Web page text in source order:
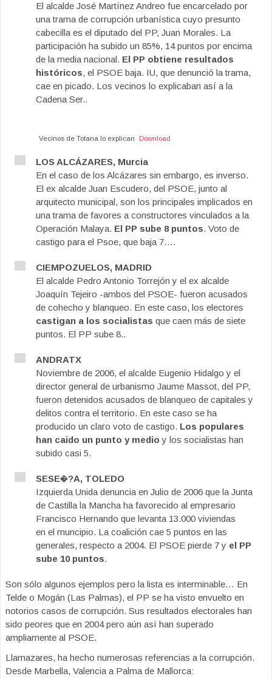
El alcalde José Martínez Andreo fue encarcelado por
una trama de corrupción urbanística cuyo presunto
cabecilla es el diputado del PP, Juan Morales. La
participación ha subido un 85%, 14 puntos por encima
de la media nacional. El PP obtiene resultados
históricos, el PSOE baja. IU, que denunció la trama,
cae en picado. Los vecinos lo explicaban así a la
Cadena Ser..
Vecinos de Totana lo explican Download
LOS ALCÁZARES, Murcia
En el caso de los Alcázares sin embargo, es inverso.
El ex alcalde Juan Escudero, del PSOE, junto al
arquitecto municipal, son los principales implicados en
una trama de favores a constructores vinculados a la
Operación Malaya. El PP sube 8 puntos. Voto de
castigo para el Psoe, que baja 7….
CIEMPOZUELOS, MADRID
El alcalde Pedro Antonio Torrejón y el ex alcalde
Joaquín Tejeiro -ambos del PSOE- fueron acusados
de cohecho y blanqueo. En este caso, los electores
castigan a los socialistas que caen más de siete
puntos. El PP sube 8..
ANDRATX
Noviembre de 2006, el alcalde Eugenio Hidalgo y el
director general de urbanismo Jaume Massot, del PP,
fueron detenidos acusados de blanqueo de capitales y
delitos contra el territorio. En este caso se ha
producido un claro voto de castigo. Los populares
han caido un punto y medio y los socialistas han
subido casi 5.
SESE�?A, TOLEDO
Izquierda Unida denuncia en Julio de 2006 que la Junta
de Castilla la Mancha ha favorecido al empresario
Francisco Hernando que levanta 13.000 viviendas
en el muncipio. La coalición cae 5 puntos en las
generales, respecto a 2004. El PSOE pierde 7 y el PP
sube 10 puntos.
Son sólo algunos ejemplos pero la lista es interminable… En
Telde o Mogán (Las Palmas), el PP se ha visto envuelto en
notorios casos de corrupción. Sus resultados electorales han
sido peores que en 2004 pero aún así han superado
ampliamente al PSOE.
Llamazares, ha hecho numerosas referencias a la corrupción.
Desde Marbella, Valencia a Palma de Mallorca: